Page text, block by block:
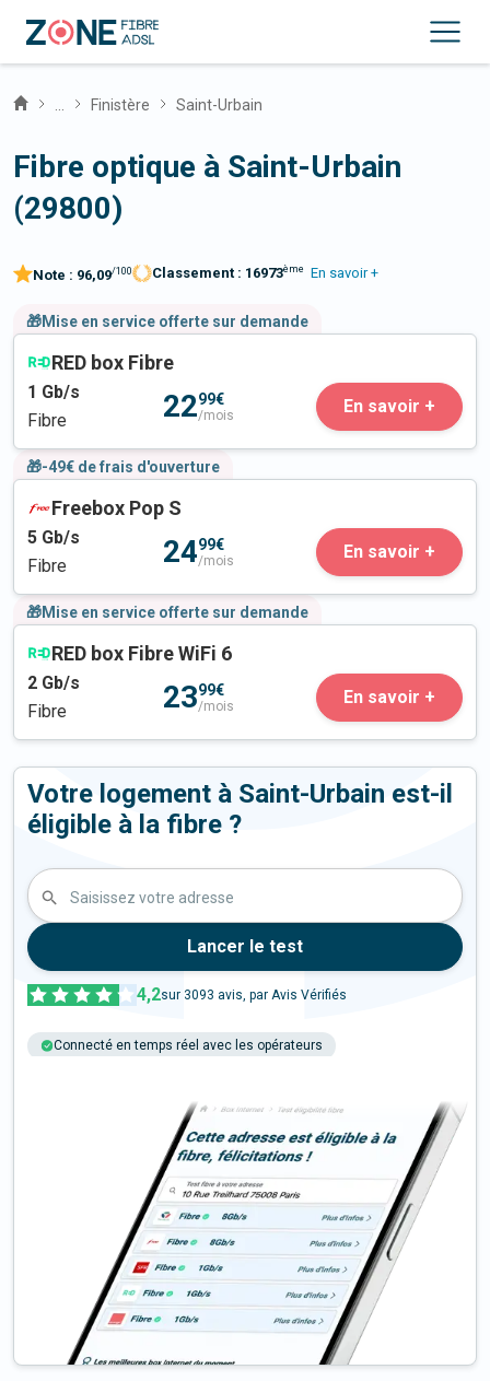
Finistère Saint-Urbain
Fibre optique à Saint-Urbain
(29800)
Note : 96,09/100 Classement : 16973ème En savoir +
🎁Mise en service offerte sur demande
RED box Fibre
1 Gb/s
Fibre
2299€
/mois En savoir +
🎁-49€ de frais d'ouverture
Freebox Pop S
5 Gb/s
Fibre
2499€
/mois En savoir +
🎁Mise en service offerte sur demande
RED box Fibre WiFi 6
2 Gb/s
Fibre
2399€
/mois En savoir +
Votre logement à Saint-Urbain est-il
éligible à la fibre ?
Saisissez votre adresse
Lancer le test
4,2sur 3093 avis, par Avis Vérifiés
Connecté en temps réel avec les opérateurs